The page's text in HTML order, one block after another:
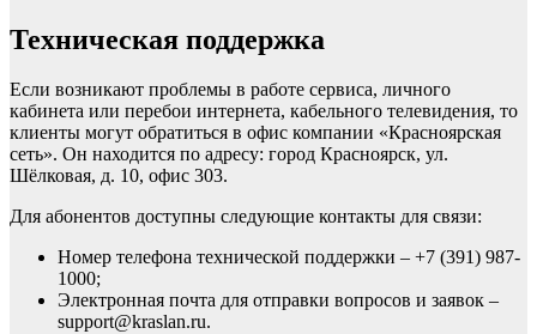
Техническая поддержка
Если возникают проблемы в работе сервиса, личного
кабинета или перебои интернета, кабельного телевидения, то
клиенты могут обратиться в офис компании «Красноярская
сеть». Он находится по адресу: город Красноярск, ул.
Шёлковая, д. 10, офис 303.
Для абонентов доступны следующие контакты для связи:
Номер телефона технической поддержки – +7 (391) 987-
1000;
Электронная почта для отправки вопросов и заявок –
support@kraslan.ru.